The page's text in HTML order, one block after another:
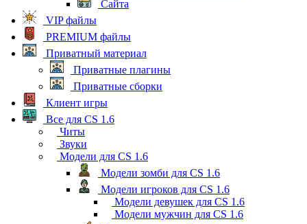
Сайта
VIP файлы
PREMIUM файлы
Приватный материал
Приватные плагины
Приватные сборки
Клиент игры
Все для CS 1.6
Читы
Звуки
Модели для CS 1.6
Модели зомби для CS 1.6
Модели игроков для CS 1.6
Модели девушек для CS 1.6
Модели мужчин для CS 1.6